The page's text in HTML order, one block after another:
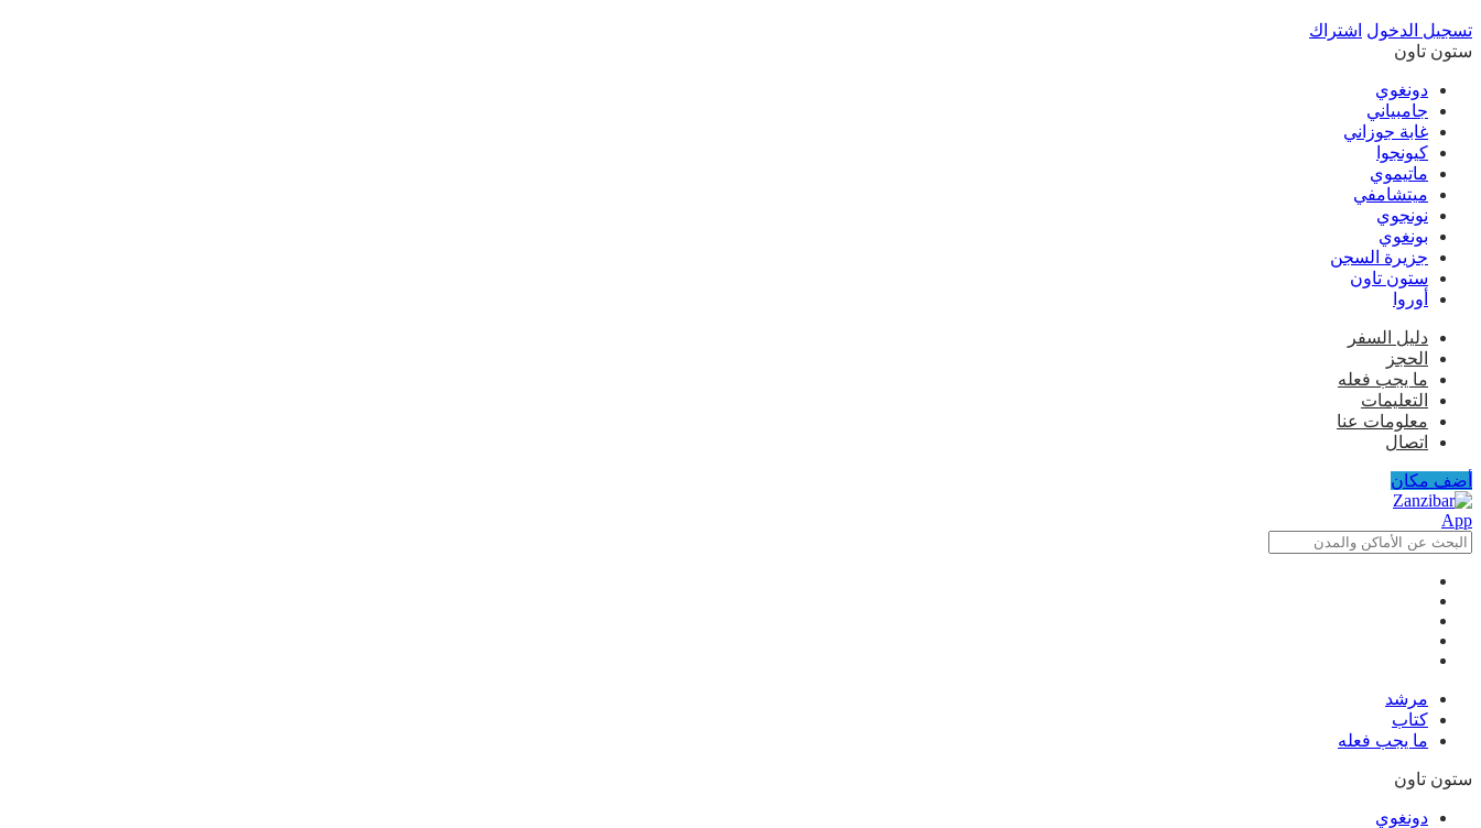
تسجيل الدخول اشتراك
ستون تاون
دونغوي
جامبياني
غابة جوزاني
كيونجوا
ماتيموي
ميتشامفي
نونجوي
بونغوي
جزيرة السجن
ستون تاون
أوروا
دليل السفر
الحجز
ما يجب فعله
التعليمات
معلومات عنا
اتصال
أضف مكان
مرشد
كتاب
ما يجب فعله
ستون تاون
دونغوي